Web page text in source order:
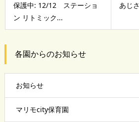
保護中: 12/12 ステーショ
ン リトミック...
あじ
各園からのお知らせ
お知らせ
マリモcity保育園